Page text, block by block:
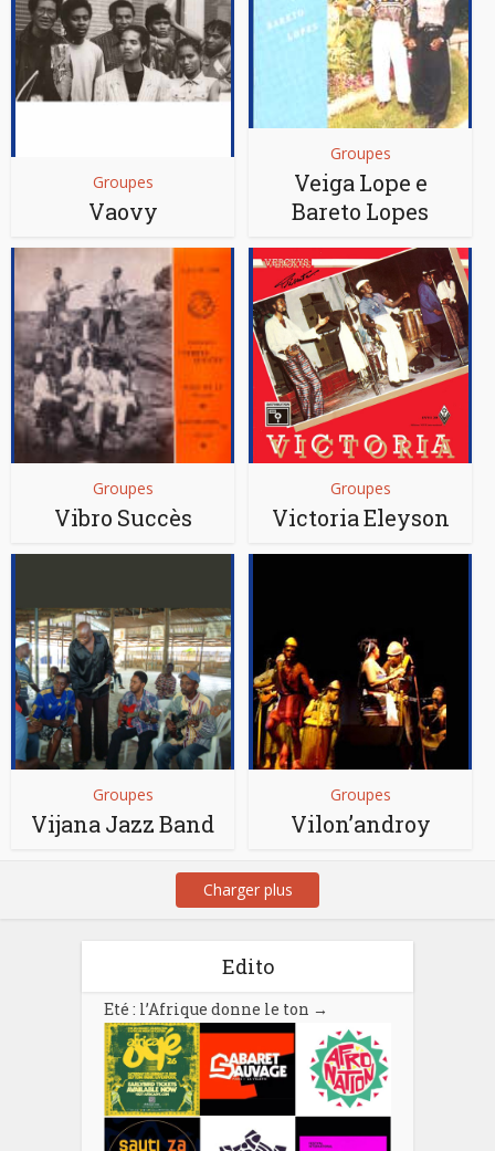
Groupes
Vaovy
Groupes
Veiga Lope e
Bareto Lopes
Groupes
Vibro Succès
Groupes
Victoria Eleyson
Groupes
Vijana Jazz Band
Groupes
Vilon’androy
Charger plus
Edito
Eté : l’Afrique donne le ton →